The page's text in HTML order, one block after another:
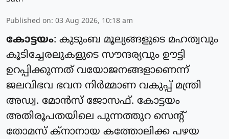
Published on: 03 Aug 2026, 10:18 am
കോട്ടയം: കുടുംബ മൂല്യങ്ങളുടെ മഹത്വവും
കൂടിച്ചേരലുകളുടെ സൗന്ദര്യവും ഊട്ടി
ഉറപ്പിക്കുന്നത് വയോജനങ്ങളാണെന്ന്
ജലവിഭവ ഭവന നിര്‍മ്മാണ വകുപ്പ് മന്ത്രി
അഡ്വ. മോന്‍സ് ജോസഫ്. കോട്ടയം
അതിരൂപതയിലെ പുന്നത്തുറ സെന്റ്
തോമസ് ക്‌നാനായ കത്തോലിക്ക പഴയ